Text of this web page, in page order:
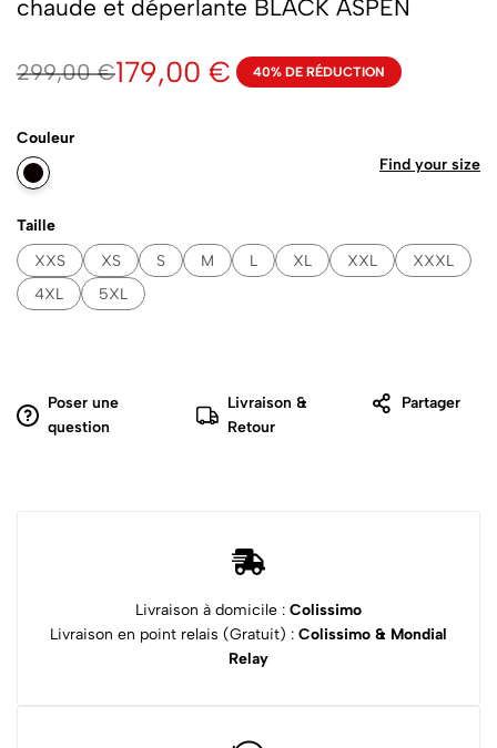
chaude et déperlante BLACK ASPEN
299,00€179,00 € 40% DE RÉDUCTION
Couleur
Taille
XXS
XS S M L XL XXL
XXXL
4XL
5XL
Find your size
Poser une
question
Livraison &
Retour
Partager
Livraison à domicile : Colissimo
Livraison en point relais (Gratuit) : Colissimo & Mondial
Relay